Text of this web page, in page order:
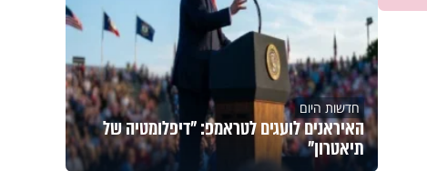
חדשות היום
האיראנים לועגים לטראמפ: "דיפלומטיה של
תיאטרון"